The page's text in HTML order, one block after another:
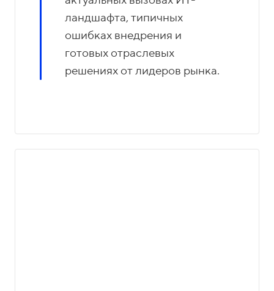
ландшафта, типичных
ошибках внедрения и
готовых отраслевых
решениях от лидеров рынка.